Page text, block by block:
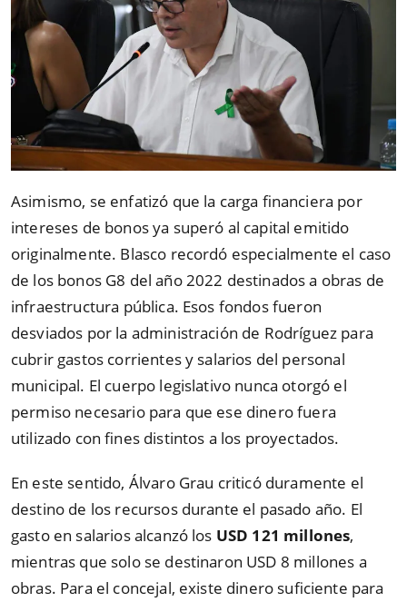
Asimismo, se enfatizó que la carga financiera por
intereses de bonos ya superó al capital emitido
originalmente. Blasco recordó especialmente el caso
de los bonos G8 del año 2022 destinados a obras de
infraestructura pública. Esos fondos fueron
desviados por la administración de Rodríguez para
cubrir gastos corrientes y salarios del personal
municipal. El cuerpo legislativo nunca otorgó el
permiso necesario para que ese dinero fuera
utilizado con fines distintos a los proyectados.
En este sentido, Álvaro Grau criticó duramente el
destino de los recursos durante el pasado año. El
gasto en salarios alcanzó los USD 121 millones,
mientras que solo se destinaron USD 8 millones a
obras. Para el concejal, existe dinero suficiente para